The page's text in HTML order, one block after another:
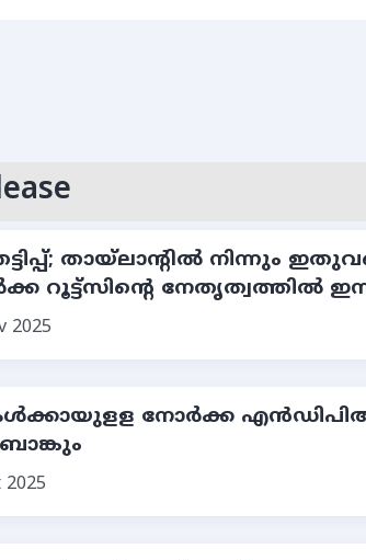
തായ്ലാന്റില്‍ നിന്നും
റൂട്ട്സിന്റെ നേതൃത്വത്തില്‍
2025
നോര്‍ക്ക
2025